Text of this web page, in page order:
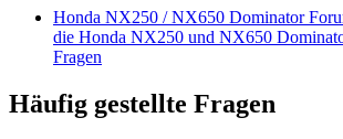
Honda NX250 / NX650 Dominator
die Honda NX250 und NX650
Fragen
Häufig gestellte Fragen